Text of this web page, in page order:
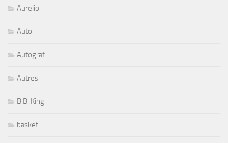
Aurelio
Auto
Autograf
Autres
B.B. King
basket